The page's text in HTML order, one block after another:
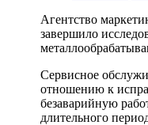
Агентство
завершило
Сервисное
отношению к
безаварийную
длительного